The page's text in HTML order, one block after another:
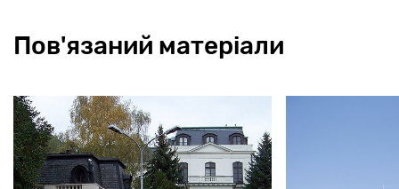
Пов'язаний матеріали